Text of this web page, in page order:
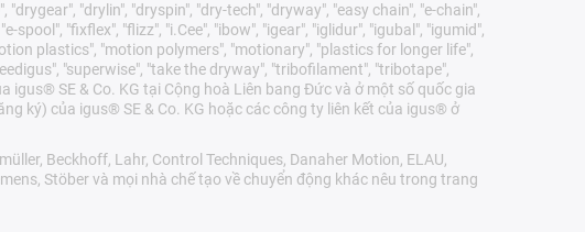
"drylin", "dryspin", "dry-tech", "dryway", "easy chain", "e-chain",
spool", "fixflex", "flizz", "i.Cee", "ibow", "igear", "iglidur", "igubal", "igumid",
plastics", "motion polymers", "motionary", "plastics for longer life",
"superwise", "take the dryway", "tribofilament", "tribotape",
igus® SE & Co. KG tại Cộng hoà Liên bang Đức và ở một số quốc gia
ký) của igus® SE & Co. KG hoặc các công ty liên kết của igus® ở
Beckhoff, Lahr, Control Techniques, Danaher Motion, ELAU,
Stöber và mọi nhà chế tạo về chuyển động khác nêu trong trang